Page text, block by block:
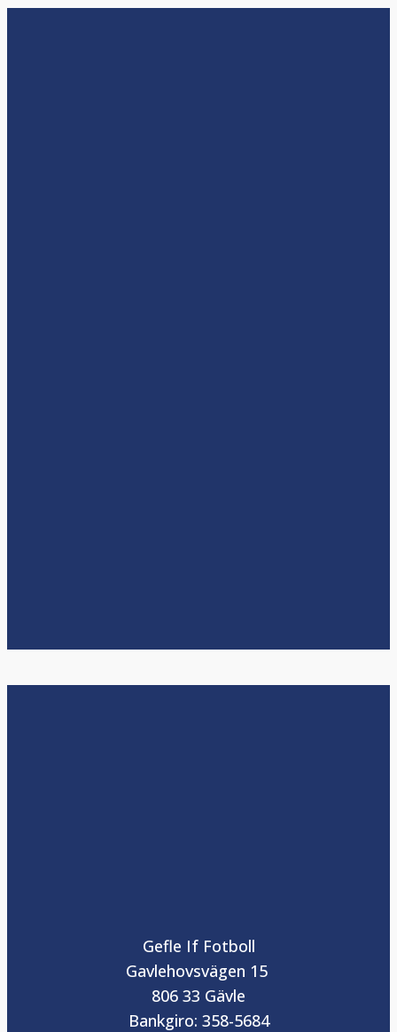
Gefle If Fotboll
Gavlehovsvägen 15
806 33 Gävle
Bankgiro: 358-5684